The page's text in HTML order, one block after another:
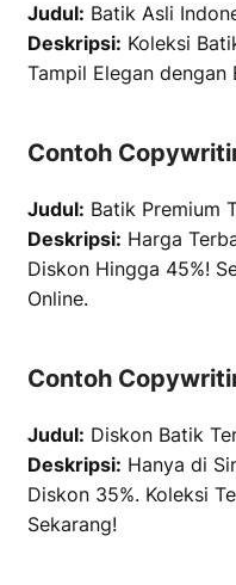
Judul: Batik Asli
Deskripsi: Koleksi
Tampil Elegan dengan
Contoh
Judul: Batik Premium
Deskripsi: Harga
Diskon Hingga 45%!
Online.
Contoh
Judul: Diskon Batik
Deskripsi: Hanya di
Diskon 35%. Koleksi
Sekarang!